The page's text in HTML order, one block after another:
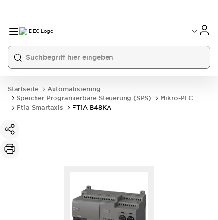
Startseite
Automatisierung
Speicher Programierbare Steuerung (SPS)
Mikro-PLC
Ft1a Smartaxis
FT1A-B48KA